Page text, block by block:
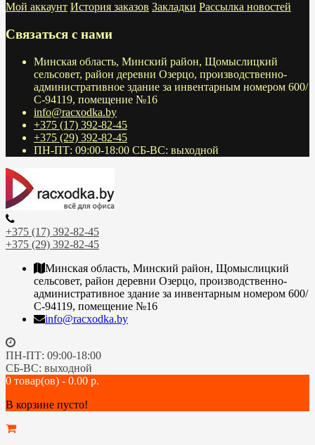
Мой аккаунт История заказов Закладки Рассылка новостей
Связаться с нами
Минская область, Минский район, Щомыслицкий
сельсовет, район деревни Озерцо, производственно-
административное здание за инвентарным номером 600/
С-94119, помещение №16
info@racxodka.by
+375 (17) 392-82-45
+375 (29) 392-82-45
ПН-ПТ: 09:00-18:00 СБ-ВС: выходной
+375 (17) 392-82-45
+375 (29) 392-82-45
Минская область, Минский район, Щомыслицкий
сельсовет, район деревни Озерцо, производственно-
административное здание за инвентарным номером 600/
С-94119, помещение №16
info@racxodka.by
ПН-ПТ: 09:00-18:00
СБ-ВС: выходной
0 товар(ов) - 0.00 р.
В корзине пусто!